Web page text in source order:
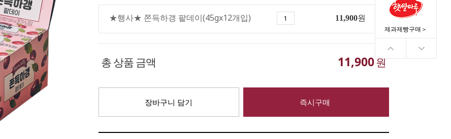
제과제빵구매＞
★행사★ 쫀득하갱 팥데이(45gx12개입) 11,900원
총 상품 금액 11,900원
장바구니 담기 즉시구매